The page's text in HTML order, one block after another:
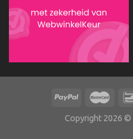
Copyright 2026 ©